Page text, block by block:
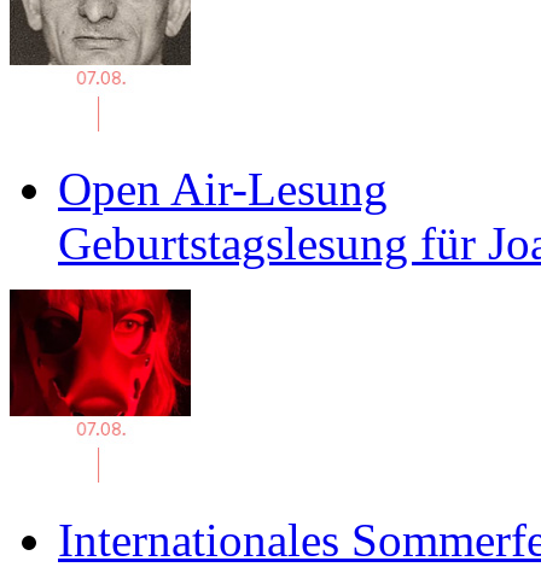
Open Air-Lesung
Geburtstagslesung für
Internationales